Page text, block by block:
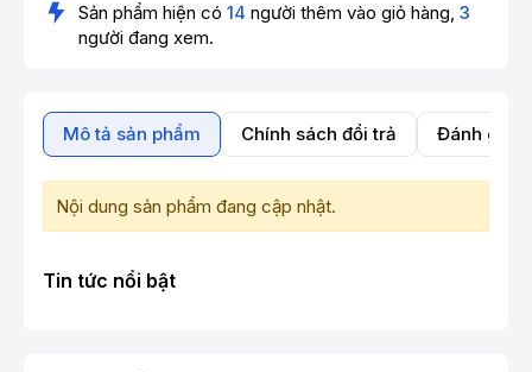
Sản phẩm hiện có 14 người thêm vào giỏ hàng, 3
người đang xem.
Mô tả sản phẩm Chính sách đổi trả Đánh giá
Nội dung sản phẩm đang cập nhật.
Tin tức nổi bật